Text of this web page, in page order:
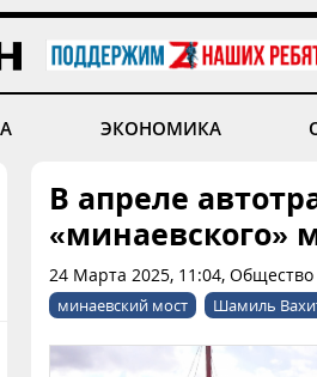
ЭКОНОМИКА
В апреле
«минаевского»
24 Марта 2025, 11:04, Общество
минаевский мост Шамиль